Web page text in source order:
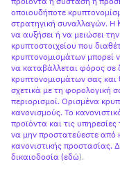
οποιουδήποτε
στρατηγική συναλλαγών. Η
να αυξήσει ή να μειώσει
κρυπτοστοιχείου που
κρυπτονομισμάτων μπορεί
να καταβάλλεται φόρος σε
κρυπτονομισμάτων σας
σχετικά με τη φορολογική
περιορισμοί. Ορισμένα
κανονισμούς. Το
προϊόντα και τις
να μην προστατεύεστε από
κανονιστικής προστασίας.
δικαιοδοσία (εδώ).